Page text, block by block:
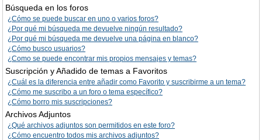
Búsqueda en los foros
¿Cómo se puede buscar en uno o varios foros?
¿Por qué mi búsqueda me devuelve ningún resultado?
¿Por qué mi búsqueda me devuelve una página en blanco?
¿Cómo busco usuarios?
¿Como se puede encontrar mis propios mensajes y temas?
Suscripción y Añadido de temas a Favoritos
¿Cuál es la diferencia entre añadir como Favorito y suscribirme a un tema?
¿Cómo me suscribo a un foro o tema específico?
¿Cómo borro mis suscripciones?
Archivos Adjuntos
¿Qué archivos adjuntos son permitidos en este foro?
¿Cómo encuentro todos mis archivos adjuntos?